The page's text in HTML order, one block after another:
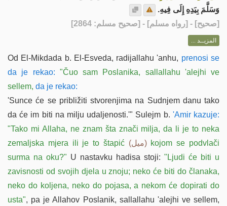
وَسَلَّمَ بِيَدِهِ إِلَى فِيهِ.
[صحيح] - [رواه مسلم] - [صحيح مسلم: 2864]
المزيــد ...
Od El-Mikdada b. El-Esveda, radijallahu 'anhu, prenosi se
da je rekao: "Čuo sam Poslanika, sallallahu 'alejhi ve
sellem, da je rekao:
'Sunce će se približiti stvorenjima na Sudnjem danu tako
da će im biti na milju udaljenosti.'" Sulejm b. 'Amir kazuje:
"Tako mi Allaha, ne znam šta znači milja, da li je to neka
zemaljska mjera ili je to štapić
(ميل)kojom se podvlači
surma na oku?" U nastavku hadisa stoji: "Ljudi će biti u
zavisnosti od svojih djela u znoju; neko će biti do članaka,
neko do koljena, neko do pojasa, a nekom će dopirati do
usta", pa je Allahov Poslanik, sallallahu 'alejhi ve sellem,